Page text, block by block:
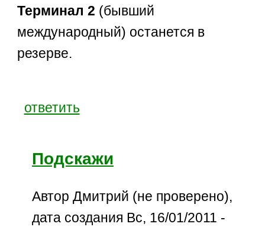
Терминал 2 (бывший
международный) останется в
резерве.
ответить
Подскажи
Автор Дмитрий (не проверено),
дата создания Вс, 16/01/2011 -